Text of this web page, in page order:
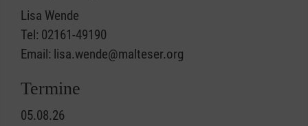
Lisa Wende
Tel: 02161-49190
Email: lisa.wende@malteser.org
Termine
05.08.26